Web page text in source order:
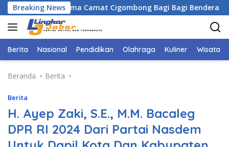
Langsung
ke
konten
Breaking News
Bersama Camat Cigombong Bagi Bagi Bendera Merah
Berita Nasional Pendidikan Olahraga Kuliner Wisata
Beranda Berita
Berita
H. Ayep Zaki, S.E., M.M. Bacaleg
DPR RI 2024 Dari Partai Nasdem